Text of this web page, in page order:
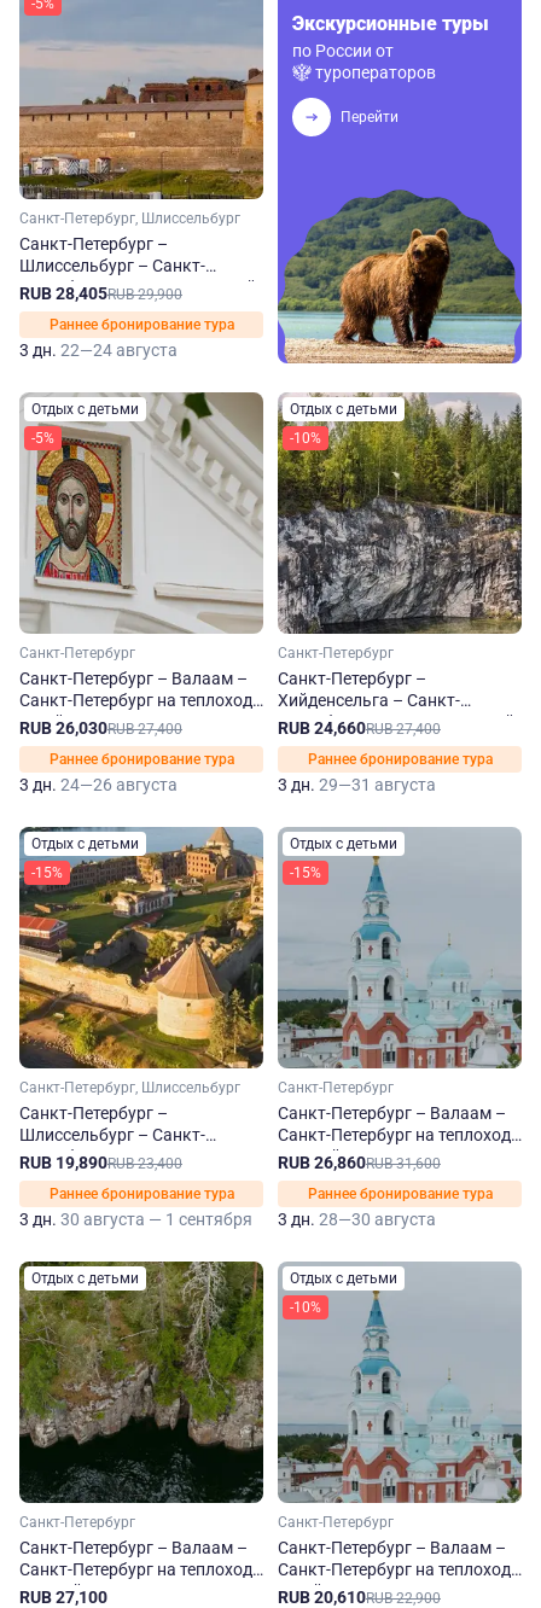
-5%
Санкт-Петербург, Шлиссельбург
Санкт-Петербург –
Шлиссельбург – Санкт-
Петербург на теплоходе Юрий
Андропов
RUB 28,405RUB 29,900
Раннее бронирование тура
3 дн. 22—24 августа
Экскурсионные туры
по России от
туроператоров
Перейти
Отдых с детьми
-5%
Санкт-Петербург
Санкт-Петербург – Валаам –
Санкт-Петербург на теплоходе
Юрий Андропов
RUB 26,030RUB 27,400
Раннее бронирование тура
3 дн. 24—26 августа
Отдых с детьми
-10%
Санкт-Петербург
Санкт-Петербург –
Хийденсельга – Санкт-
Петербург на теплоходе Юрий
Андропов
RUB 24,660RUB 27,400
Раннее бронирование тура
3 дн. 29—31 августа
Отдых с детьми
-15%
Санкт-Петербург, Шлиссельбург
Санкт-Петербург –
Шлиссельбург – Санкт-
Петербург на теплоходе
Георгий Чичерин
RUB 19,890RUB 23,400
Раннее бронирование тура
3 дн. 30 августа — 1 сентября
Отдых с детьми
-15%
Санкт-Петербург
Санкт-Петербург – Валаам –
Санкт-Петербург на теплоходе
Георгий Чичерин
RUB 26,860RUB 31,600
Раннее бронирование тура
3 дн. 28—30 августа
Отдых с детьми
Санкт-Петербург
Санкт-Петербург – Валаам –
Санкт-Петербург на теплоходе
Георгий Чичерин
RUB 27,100
Отдых с детьми
-10%
Санкт-Петербург
Санкт-Петербург – Валаам –
Санкт-Петербург на теплоходе
Юрий Андропов
RUB 20,610RUB 22,900